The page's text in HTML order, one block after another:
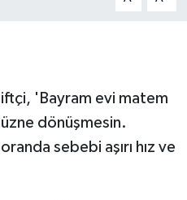
'Bayram evi matem
dönüşmesin.
sebebi aşırı hız ve